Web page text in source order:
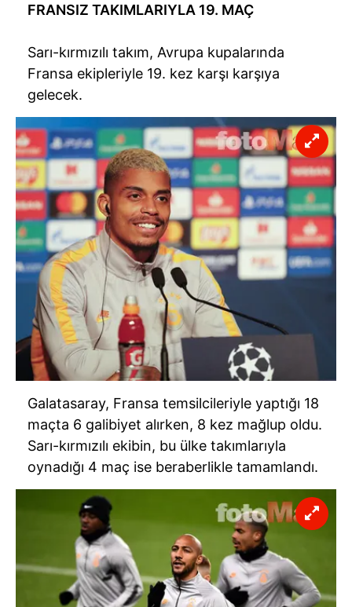
FRANSIZ TAKIMLARIYLA 19. MAÇ
Sarı-kırmızılı takım, Avrupa kupalarında
Fransa ekipleriyle 19. kez karşı karşıya
gelecek.
Galatasaray, Fransa temsilcileriyle yaptığı 18
maçta 6 galibiyet alırken, 8 kez mağlup oldu.
Sarı-kırmızılı ekibin, bu ülke takımlarıyla
oynadığı 4 maç ise beraberlikle tamamlandı.